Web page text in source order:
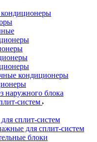
кондиционеры
наружного блока
систем
сплит-систем
для сплит-систем
блоки